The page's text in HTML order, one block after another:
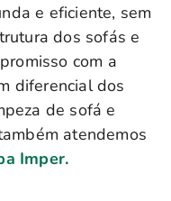
e eficiente, sem
dos sofás e
com a
diferencial dos
de sofá e
atendemos
Imper.